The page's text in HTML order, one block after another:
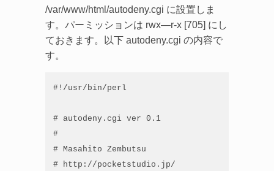
/var/www/html/autodeny.cgi に設置しま
す。パーミッションは rwx—r-x [705] にし
ておきます。以下 autodeny.cgi の内容で
す。
#!/usr/bin/perl
# autodeny.cgi ver 0.1
#
# Masahito Zembutsu
# http://pocketstudio.jp/